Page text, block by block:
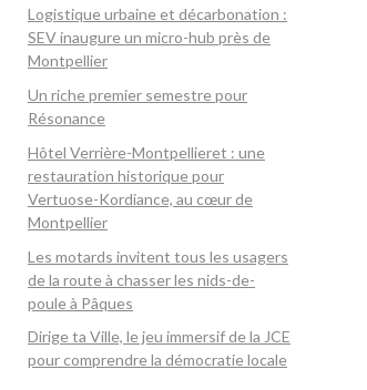
Logistique urbaine et décarbonation :
SEV inaugure un micro-hub près de
Montpellier
Un riche premier semestre pour
Résonance
Hôtel Verrière-Montpellieret : une
restauration historique pour
Vertuose-Kordiance, au cœur de
Montpellier
Les motards invitent tous les usagers
de la route à chasser les nids-de-
poule à Pâques
Dirige ta Ville, le jeu immersif de la JCE
pour comprendre la démocratie locale